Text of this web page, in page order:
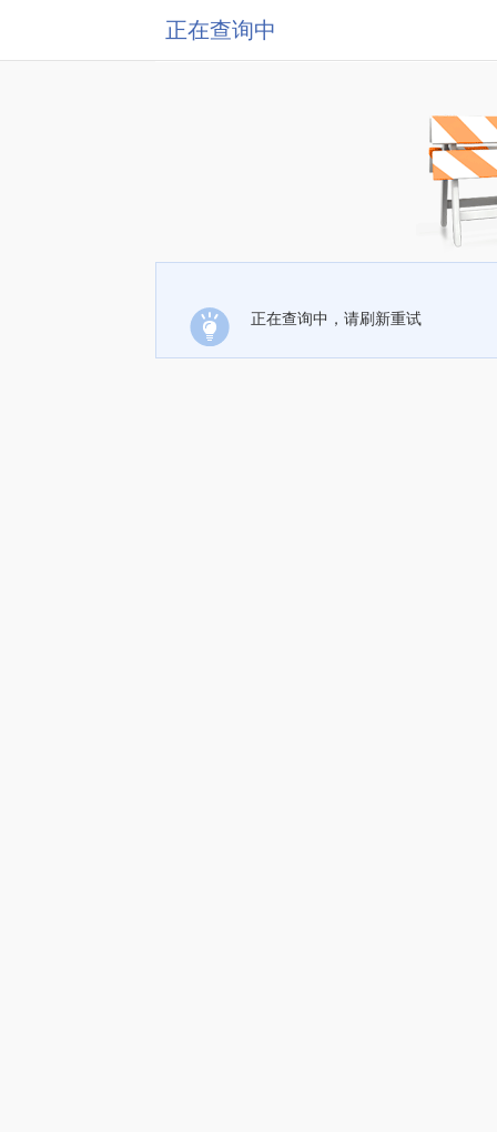
正在查询中
正在查询中，请刷新重试